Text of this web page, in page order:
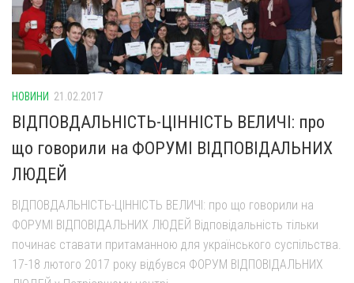
Оголошення
Трансляції
НОВИНИ 21.02.2017
ВІДПОВДАЛЬНІСТЬ-ЦІННІСТЬ ВЕЛИЧІ: про
що говорили на ФОРУМІ ВІДПОВІДАЛЬНИХ
ЛЮДЕЙ
ВІДПОВДАЛЬНІСТЬ-ЦІННІСТЬ ВЕЛИЧІ: про що говорили на
ФОРУМІ ВІДПОВІДАЛЬНИХ ЛЮДЕЙ Відповідальність тільки
починає ставати притаманною для українського суспільства.
17-18 лютого 2017 року відбувся ФОРУМ ВІДПОВІДАЛЬНИХ